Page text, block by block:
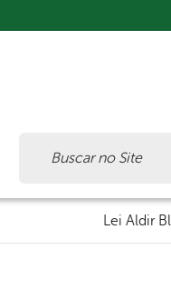
Lei Aldir